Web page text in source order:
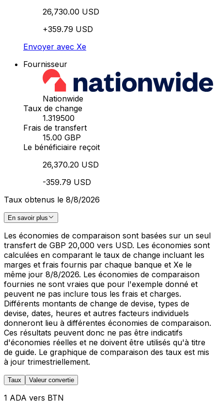
26,730.00 USD
+359.79 USD
Envoyer avec Xe
Fournisseur
Nationwide
Taux de change
1.319500
Frais de transfert
15.00 GBP
Le bénéficiaire reçoit
26,370.20 USD
-359.79 USD
Taux obtenus le 8/8/2026
En savoir plus
Les économies de comparaison sont basées sur un seul
transfert de GBP 20,000 vers USD. Les économies sont
calculées en comparant le taux de change incluant les
marges et frais fournis par chaque banque et Xe le
même jour 8/8/2026. Les économies de comparaison
fournies ne sont vraies que pour l'exemple donné et
peuvent ne pas inclure tous les frais et charges.
Différents montants de change de devise, types de
devise, dates, heures et autres facteurs individuels
donneront lieu à différentes économies de comparaison.
Ces résultats peuvent donc ne pas être indicatifs
d'économies réelles et ne doivent être utilisés qu'à titre
de guide. Le graphique de comparaison des taux est mis
à jour trimestriellement.
Taux Valeur convertie
1 ADA vers BTN